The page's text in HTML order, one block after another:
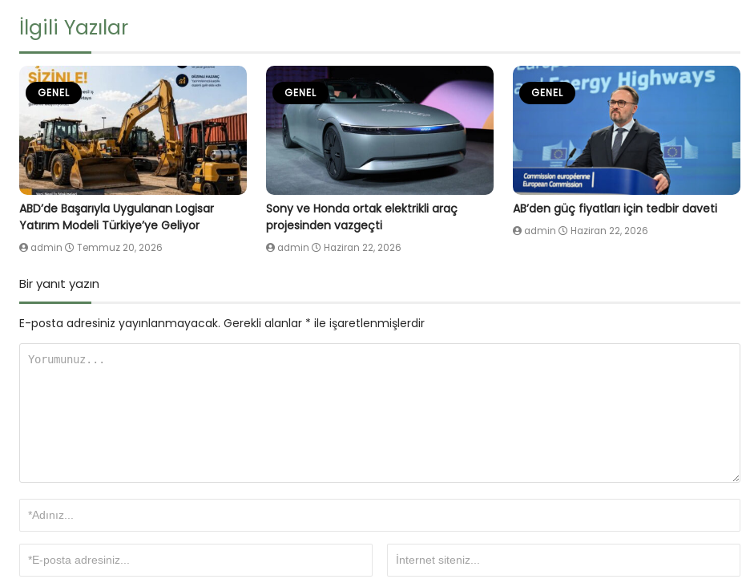
İlgili Yazılar
GENEL
ABD’de Başarıyla Uygulanan Logisar
Yatırım Modeli Türkiye’ye Geliyor
admin Temmuz 20, 2026
GENEL
Sony ve Honda ortak elektrikli araç
projesinden vazgeçti
admin Haziran 22, 2026
GENEL
AB’den güç fiyatları için tedbir daveti
admin Haziran 22, 2026
Bir yanıt yazın
E-posta adresiniz yayınlanmayacak. Gerekli alanlar * ile işaretlenmişlerdir